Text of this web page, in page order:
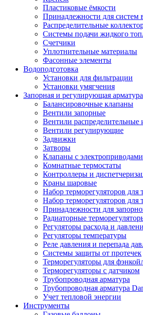
Пластиковые ёмкости
Принадлежности для систем
Распределительные
Системы подачи жидкого
Счетчики
Уплотнительные материалы
Фасонные элементы
Водоподготовка
Установки для фильтрации
Установки умягчения
Запорная и регулирующая арматура
Балансировочные клапаны
Вентили запорные
Вентили распределительные
Вентили регулирующие
Задвижки
Затворы
Клапаны с электроприводами
Комнатные термостаты
Контроллеры и
Краны шаровые
Набор терморегуляторов для
Набор терморегуляторов для
Принадлежности для
Радиаторные
Регуляторы расхода и
Регуляторы температуры
Реле давления и перепада
Системы защиты от протечек
Терморегуляторы для
Терморегуляторы с датчиком
Трубопроводная арматура
Трубопроводная арматура
Учет тепловой энергии
Инструменты